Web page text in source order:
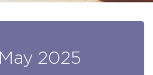
May 2025